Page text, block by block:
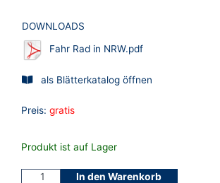
DOWNLOADS
Fahr Rad in NRW.pdf
als Blätterkatalog öffnen
Preis: gratis
Produkt ist auf Lager
In den Warenkorb